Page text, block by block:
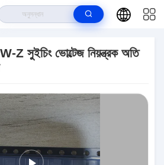
সুইচিং ভোল্টেজ নিয়ন্ত্রক অতি